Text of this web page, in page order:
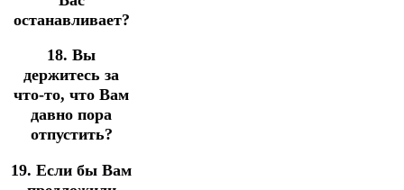
останавливает?
18. Вы
держитесь за
что-то, что Вам
давно пора
отпустить?
19. Если бы Вам